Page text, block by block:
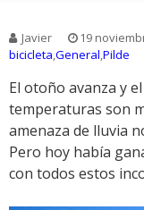
Javier 19
bicicleta,General,Pilde
El otoño avanza y
temperaturas son
amenaza de lluvia
Pero hoy había
con todos estos